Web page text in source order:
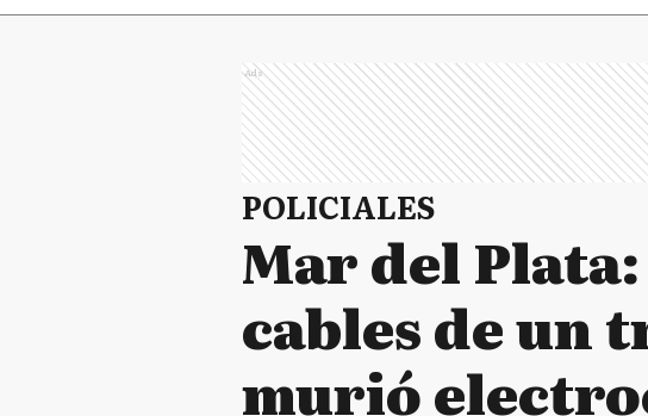
Ads
POLICIALES
Mar del
cables de un
murió